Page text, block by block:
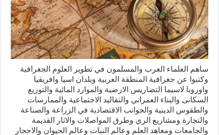
ساهم العلماء العرب والمسلمون في تطوير العلوم الجغرافية
وكتبوا عن جغرافية المنطقة العربية وبلدان اسيا وافريقيا
واوروبا لاسيما التضاريس الارضية والموارد المائية والتوزيع
السكانى والبناء العمراني والتقاليد الاجتماعية والممارسات
والطقوس الدينية والجوانب الاقتصادية في الزراعة والصناعة
والتجارة ومشاريع الري وطرق المواصلات والاثار القديمة
والجامعات ومعاهد العلم وعالم النبات وعالم الحيوان والاحجار